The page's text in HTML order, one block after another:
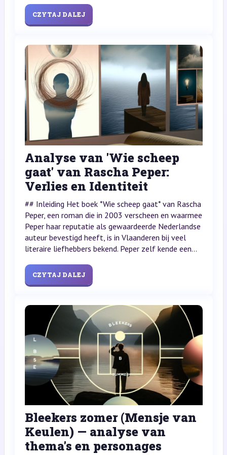
CZYTAJ DALEJ
Analyse van 'Wie scheep
gaat' van Rascha Peper:
Verlies en Identiteit
## Inleiding Het boek *Wie scheep gaat* van Rascha
Peper, een roman die in 2003 verscheen en waarmee
Peper haar reputatie als gewaardeerde Nederlandse
auteur bevestigd heeft, is in Vlaanderen bij veel
literaire liefhebbers bekend. Peper zelf kende een...
CZYTAJ DALEJ
Bleekers zomer (Mensje van
Keulen) — analyse van
thema's en personages